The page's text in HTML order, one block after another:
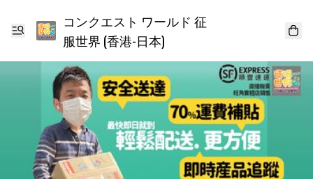
コンクエスト ワールド 征
服世界 (香港-日本)